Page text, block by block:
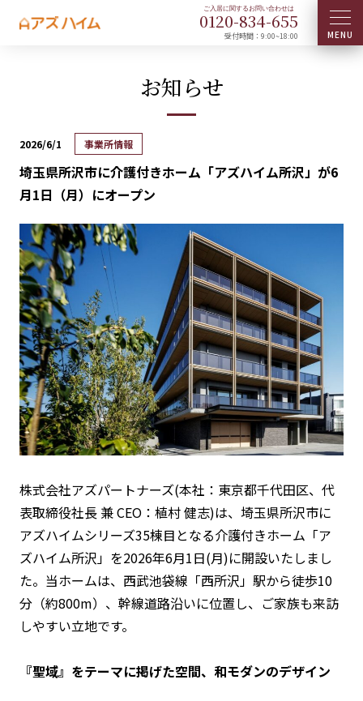
0120-834-655
受付時間：9:00~18:00
お知らせ
2026/6/1 事業所情報
埼玉県所沢市に介護付きホーム「アズハイム所沢」が6
月1日（月）にオープン
株式会社アズパートナーズ(本社：東京都千代田区、代
表取締役社長 兼 CEO：植村 健志)は、埼玉県所沢市に
アズハイムシリーズ35棟目となる介護付きホーム「ア
ズハイム所沢」を2026年6月1日(月)に開設いたしまし
た。当ホームは、西武池袋線「西所沢」駅から徒歩10
分（約800m）、幹線道路沿いに位置し、ご家族も来訪
しやすい立地です。
『聖域』をテーマに掲げた空間、和モダンのデザイン